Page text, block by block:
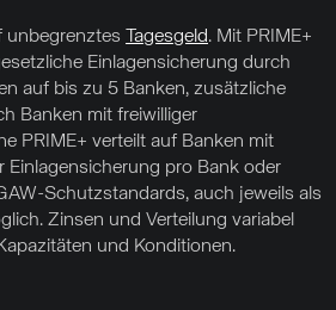
unbegrenztes
Tagesgeld. Mit PRIME+
Einlagensicherung durch
auf bis zu 5 Banken, zusätzliche
Banken mit freiwilliger
PRIME+ verteilt auf Banken mit
pro Bank oder
Schutzstandards, auch jeweils als
Zinsen und Verteilung variabel
und Konditionen.